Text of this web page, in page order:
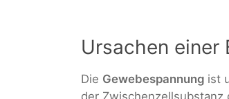
Ursachen einer
Die Gewebespannung ist